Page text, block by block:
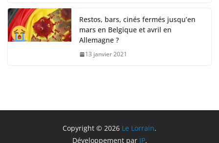
Restos, bars, cinés fermés jusqu’en
mars en Belgique et avril en
Allemagne ?
13 janvier 2021
Copyright © 2026 Le Lorrain.
Développement par JP.